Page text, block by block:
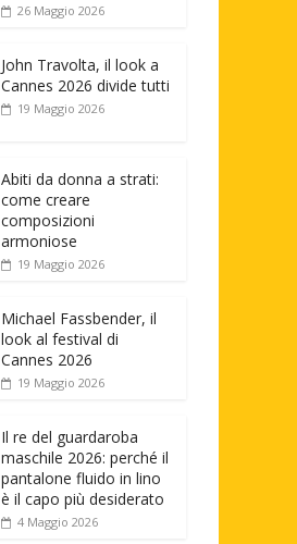
26 Maggio 2026
John Travolta, il look a
Cannes 2026 divide tutti
19 Maggio 2026
Abiti da donna a strati:
come creare
composizioni
armoniose
19 Maggio 2026
Michael Fassbender, il
look al festival di
Cannes 2026
19 Maggio 2026
Il re del guardaroba
maschile 2026: perché il
pantalone fluido in lino
è il capo più desiderato
4 Maggio 2026